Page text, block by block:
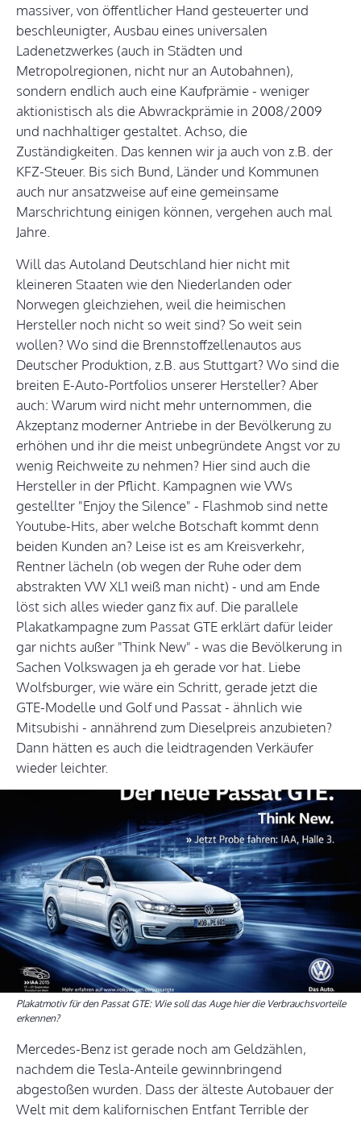
massiver, von öffentlicher Hand gesteuerter und
beschleunigter, Ausbau eines universalen
Ladenetzwerkes (auch in Städten und
Metropolregionen, nicht nur an Autobahnen),
sondern endlich auch eine Kaufprämie - weniger
aktionistisch als die Abwrackprämie in 2008/2009
und nachhaltiger gestaltet. Achso, die
Zuständigkeiten. Das kennen wir ja auch von z.B. der
KFZ-Steuer. Bis sich Bund, Länder und Kommunen
auch nur ansatzweise auf eine gemeinsame
Marschrichtung einigen können, vergehen auch mal
Jahre.
Will das Autoland Deutschland hier nicht mit
kleineren Staaten wie den Niederlanden oder
Norwegen gleichziehen, weil die heimischen
Hersteller noch nicht so weit sind? So weit sein
wollen? Wo sind die Brennstoffzellenautos aus
Deutscher Produktion, z.B. aus Stuttgart? Wo sind die
breiten E-Auto-Portfolios unserer Hersteller? Aber
auch: Warum wird nicht mehr unternommen, die
Akzeptanz moderner Antriebe in der Bevölkerung zu
erhöhen und ihr die meist unbegründete Angst vor zu
wenig Reichweite zu nehmen? Hier sind auch die
Hersteller in der Pflicht. Kampagnen wie VWs
gestellter "Enjoy the Silence" - Flashmob sind nette
Youtube-Hits, aber welche Botschaft kommt denn
beiden Kunden an? Leise ist es am Kreisverkehr,
Rentner lächeln (ob wegen der Ruhe oder dem
abstrakten VW XL1 weiß man nicht) - und am Ende
löst sich alles wieder ganz fix auf. Die parallele
Plakatkampagne zum Passat GTE erklärt dafür leider
gar nichts außer "Think New" - was die Bevölkerung in
Sachen Volkswagen ja eh gerade vor hat. Liebe
Wolfsburger, wie wäre ein Schritt, gerade jetzt die
GTE-Modelle und Golf und Passat - ähnlich wie
Mitsubishi - annährend zum Dieselpreis anzubieten?
Dann hätten es auch die leidtragenden Verkäufer
wieder leichter.
Plakatmotiv für den Passat GTE: Wie soll das Auge hier die Verbrauchsvorteile
erkennen?
Mercedes-Benz ist gerade noch am Geldzählen,
nachdem die Tesla-Anteile gewinnbringend
abgestoßen wurden. Dass der älteste Autobauer der
Welt mit dem kalifornischen Entfant Terrible der